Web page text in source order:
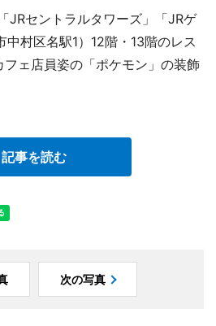
JRセントラルタワーズ」「JRゲ
村区名駅1）12階・13階のレス
フェ店員姿の「ポケモン」の装飾
記事を読む
次の写真